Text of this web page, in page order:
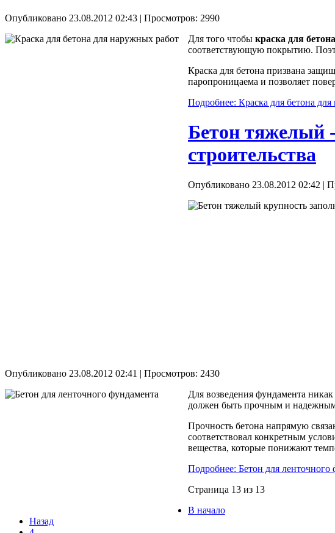
Опубликовано 23.08.2012 02:43 | Просмотров: 2990
Для того чтобы краска для
соответствующую покрытию.
Краска для бетона призвана
паропроницаема и позволяет
Подробнее: Краска для бетона
Бетон тяжелый -
строительства
Опубликовано 23.08.2012 02:42 |
Опубликовано 23.08.2012 02:41 | Просмотров: 2430
Для возведения фундамента
должен быть прочным и
Прочность бетона напрямую
соответствовал конкретным
вещества, которые понижают
Подробнее: Бетон для
Страница 13 из 13
В начало
Назад